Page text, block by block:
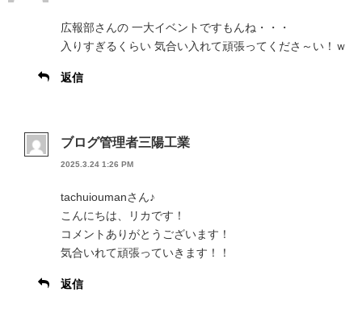
広報部さんの 一大イベントですもんね・・・
入りすぎるくらい 気合い入れて頑張ってくださ～い！ｗ
返信
ブログ管理者三陽工業
2025.3.24 1:26 PM
tachuioumanさん♪
こんにちは、リカです！
コメントありがとうございます！
気合いれて頑張っていきます！！
返信